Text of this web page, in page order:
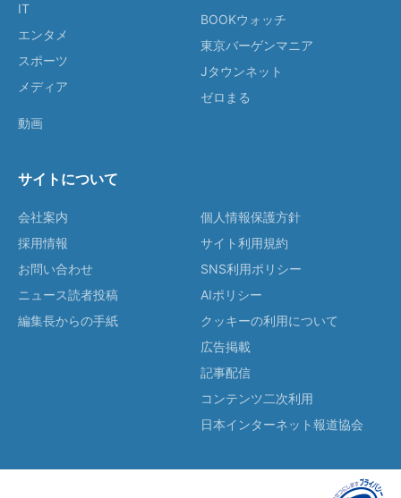
IT
エンタメ
スポーツ
メディア
動画
BOOKウォッチ
東京バーゲンマニア
Jタウンネット
ゼロまる
サイトについて
会社案内
採用情報
お問い合わせ
ニュース読者投稿
編集長からの手紙
個人情報保護方針
サイト利用規約
SNS利用ポリシー
AIポリシー
クッキーの利用について
広告掲載
記事配信
コンテンツ二次利用
日本インターネット報道協会